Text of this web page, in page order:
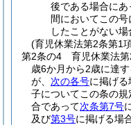
後である場合に
間においてこの
したことがない場
(育児休業法第2条第1
第2条の4
育児休業法
歳6か月から2歳に達
が、 次の各号に掲げ
子についてこの条の
合であって次条第7号
及び第3号に掲げる場